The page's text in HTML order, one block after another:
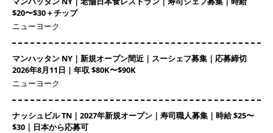
$20〜$30＋チップ
ニューヨーク
マンハッタン NY｜新規オープン間近｜スーシェフ募集｜応募締切
2026年8月11日 | 年収 $80K〜$90K
ニューヨーク
ナッシュビル TN｜2027年新規オープン｜寿司職人募集｜時給 $25〜
$30｜日本から応募可